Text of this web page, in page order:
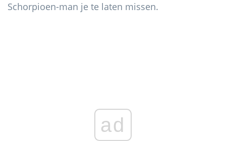
Schorpioen-man je te laten missen.
ad